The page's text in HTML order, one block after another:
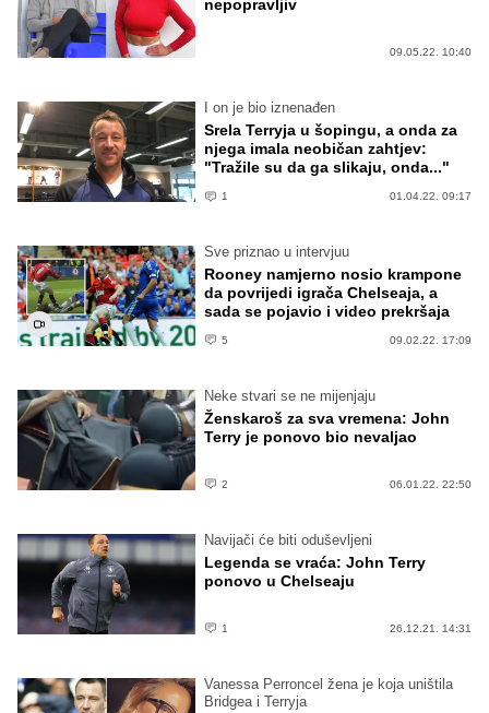
nepopravljiv
09.05.22. 10:40
I on je bio iznenađen
Srela Terryja u šopingu, a onda za
njega imala neobičan zahtjev:
"Tražile su da ga slikaju, onda..."
1 01.04.22. 09:17
Sve priznao u intervjuu
Rooney namjerno nosio krampone
da povrijedi igrača Chelseaja, a
sada se pojavio i video prekršaja
5 09.02.22. 17:09
Neke stvari se ne mijenjaju
Ženskaroš za sva vremena: John
Terry je ponovo bio nevaljao
2 06.01.22. 22:50
Navijači će biti oduševljeni
Legenda se vraća: John Terry
ponovo u Chelseaju
1 26.12.21. 14:31
Vanessa Perroncel žena je koja uništila
Bridgea i Terryja